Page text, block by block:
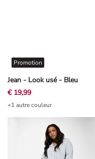
Jean - Look usé - Bleu
Promotion
€ 19,99
+1 autre couleur